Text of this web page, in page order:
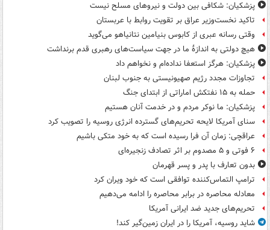
پزشکیان: شکافی بین دولت و نیروهای مسلح نیست
تاکید نخست‌وزیر عراق بر تقویت روابط با عربستان
وقتی رسانه عبری از کابوس بنیامین نتانیاهو می‌گوید
هیچ دولتی به اندازۀ ما در جهت سیاست‌های رهبری قدم برنداشت
پزشکیان: هرگز استعفا نداده‌ام و نخواهم داد
تجاوزات مجدد رژیم صهیونیستی به جنوب لبنان
حمله به ۱۵ نفتکش‌ اماراتی از ابتدای جنگ
پزشکیان: ما نوکر مردم و در خدمت آنان هستیم
سنای آمریکا لایحه تحریم‌های گسترده انرژی روسیه را تصویب کرد
عراقچی: زمان آن فرا رسیده است که به خود متکی باشیم
۶ فوتی و ۵ مصدوم بر اثر تصادف زنجیره‌ای
بدون تعارف با پدر و پسر قهرمان
ترامپ التماس‌کننده توافقی است که خود ویران کرد
معادله محاصره در برابر محاصره را ادامه می‌دهیم
تحریم‌های جدید ضد ایرانی آمریکا
شاید روسیه، آمریکا را در ایران زمین‌گیر کند!